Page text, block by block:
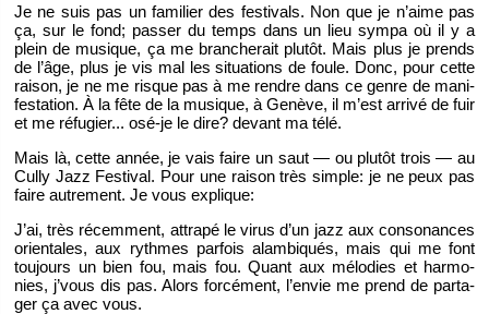
Je ne suis pas un fa­mi­lier des fes­ti­vals. Non que je n’aime pas
ça, sur le fond; pas­ser du temps dans un lieu sympa où il y a
plein de mu­sique, ça me bran­che­rait plu­tôt. Mais plus je prends
de l’âge, plus je vis mal les si­tua­tions de foule. Donc, pour cette
rai­son, je ne me risque pas à me rendre dans ce genre de ma­ni­
fes­ta­tion. À la fête de la mu­sique, à Ge­nève, il m’est ar­rivé de fuir
et me ré­fu­gier... osé-je le dire? de­vant ma télé.
Mais là, cette année, je vais faire un saut — ou plu­tôt trois — au
Cully Jazz Fes­ti­val. Pour une rai­son très simple: je ne peux pas
faire au­tre­ment. Je vous ex­plique:
J’ai, très ré­cem­ment, at­trapé le virus d’un jazz aux conso­nances
orien­tales, aux rythmes par­fois alam­bi­qués, mais qui me font
tou­jours un bien fou, mais fou. Quant aux mé­lo­dies et har­mo­
nies, j’vous dis pas. Alors for­cé­ment, l’en­vie me prend de par­ta­
ger ça avec vous.